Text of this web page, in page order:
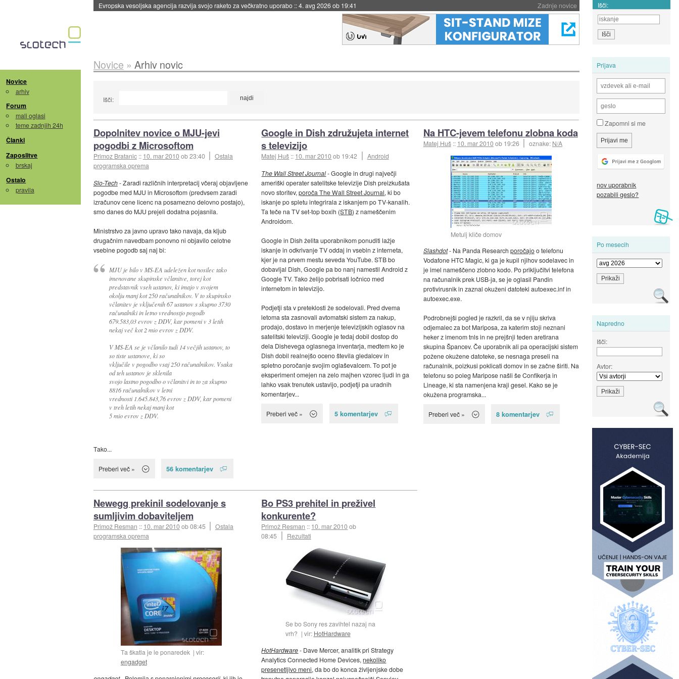
Zadnje novice
Evropska vesoljska agencija razvija svojo raketo za večkratno uporabo ::4. avg 2026 ob 19:41 Išči:
Novice
arhiv
Forum
mali oglasi
teme zadnjih 24h
Članki
Zaposlitve
brskaj
Ostalo
pravila
Prijava
Zapomni si me
nov uporabnik
pozabili geslo?
Po mesecih
Napredno
Išči:
Avtor:
Novice » Arhiv novic
Išči:
Dopolnitev novice o MJU-jevi
pogodbi z Microsoftom
Primoz Bratanic :: 10. mar 2010ob 23:40
Ostala
programska oprema
Slo-Tech- Zaradi različnih interpretacij včeraj objavljene
pogodbe med MJU in Microsoftom (predvsem zaradi
izračunov cene licenc na posamezno delovno postajo),
smo danes do MJU prejeli dodatna pojasnila.
Ministrstvo za javno upravo tako navaja, da kljub
drugačnim navedbam ponovno ni objavilo celotne
vsebine pogodb saj naj bi:
MJU je bilo v MS-EA udeležen kot nosilec tako
imenovane skupinske včlanitve, torej kot
predstavnik vseh ustanov, ki imajo v svojem
okolju manj kot 250 računalnikov. V to skupinsko
včlanitev je vključenih 67 ustanov s skupno 3730
računalniki in letno vrednostjo pogodb
679.583,03 evrov z DDV, kar pomeni v 3 letih
nekaj več kot 2 mio evrov z DDV.
V MS-EA se je včlanilo tudi 14 večjih ustanov, to
so tiste ustanove, ki so
vključile v pogodbo vsaj 250 računalnikov. Vsaka
od teh ustanov je sklenila
svojo lastno pogodbo o včlanitvi in to za skupno
8816 računalnikov v letni
vrednosti 1.645.843,76 evrov z DDV, kar pomeni
v treh letih nekaj manj kot
5 mio evrov z DDV.
Tako...
Preberi več » 56 komentarjev
Google in Dish združujeta internet
s televizijo
Matej Huš :: 10. mar 2010ob 19:42
Android
The Wall Street Journal- Google in drugi največji
ameriški operater satelitske televizije Dish preizkušata
novo storitev,poroča The Wall Street Journal, ki bo
iskanje po spletu integrirala z iskanjem po TV-kanalih.
Ta teče na TV set-top boxih (STB) z nameščenim
Androidom.
Google in Dish želita uporabnikom ponuditi lažje
iskanje in odkrivanje TV oddaj in vsebin z interneta,
kjer je na prvem mestu seveda YouTube. STB bo
dobavljal Dish, Google pa bo nanj namestil Android z
Google TV. Tako želijo pobrisati ločnico med
internetom in televizijo.
Podjetji sta v preteklosti že sodelovali. Pred dvema
letoma sta zasnovali avtomatski sistem za nakup,
prodajo, dostavo in merjenje televizijskih oglasov na
satelitski televiziji. Google je tedaj dobil dostop do
dela Dishevega oglasnega inventarja, medtem ko je
Dish dobil realnejšo oceno števila gledalcev in
spletno poročanje svojim oglaševalcem. To pot je
eksperiment omejen na zelo majhen vzorec ljudi in ga
lahko vsak trenutek ustavijo, podjetji pa uradnih
komentarjev...
Preberi več » 5 komentarjev
Na HTC-jevem telefonu zlobna koda
Matej Huš :: 10. mar 2010ob 19:26 oznake: N/A
Metulj kliče domov
Slashdot- Na Panda Research poročajoo telefonu
Vodafone HTC Magic, ki ga je kupil njihov sodelavec in
je imel nameščeno zlobno kodo. Po priključitvi telefona
na računalnik prek USB-ja, se je oglasil Pandin
protivirusnik in zaznal okuženi datoteki autoexec.inf in
autoexec.exe.
Podrobnejši pogled je razkril, da se v njiju skriva
odjemalec za bot Mariposa, za katerim stoji neznani
heker z imenom tnls in ne prejšnji teden aretirana
skupina Špancev. Če uporabnik ali pa operacijski sistem
požene okužene datoteke, se nesnaga preseli na
računalnik, poizkusi poklicati domov in se začne širiti. Na
telefonu so poleg Maripose našli še Confikerja in
Lineage, ki sta namenjena kraji gesel. Kako se je
okužena programska...
Preberi več » 8 komentarjev
Newegg prekinil sodelovanje s
sumljivim dobaviteljem
Primož Resman :: 10. mar 2010ob 08:45
Ostala
programska oprema
Ta škatla je le ponaredek
vir:
engadget
Bo PS3 prehitel in preživel
konkurente?
Primož Resman :: 10. mar 2010ob
08:45
Rezultati
Se bo Sony res zavihtel nazaj na
vrh?
vir: HotHardware
HotHardware- Dave Mercer, analitik pri Strategy
Analytics Connected Home Devices,nekoliko
presenetljivo meni, da bo do konca življenjske dobe